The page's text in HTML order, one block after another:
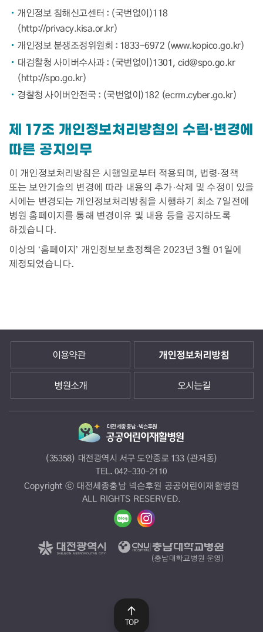
개인정보 침해신고센터 : (국번없이)118
(http://privacy.kisa.or.kr)
개인정보 분쟁조정위원회 : 1833-6972 (www.kopico.go.kr)
대검찰청 사이버수사과 : (국번없이)1301, cid@spo.go.kr
(http://spo.go.kr)
경찰청 사이버안전국 : (국번없이)182 (ecrm.cyber.go.kr)
제 17조 개인정보처리방침의 수립·변경에
따른 공지의무
이 개인정보처리방침은 시행일로부터 적용되며, 법령·정책
또는 보안기술의 변경에 따라 내용의 추가·삭제 및 수정이 있을
시에는 변경되는 개인정보처리방침을 시행하기 최소 7일전에
병원 홈페이지를 통해 변경이유 및 내용 등을 공지하도록
하겠습니다.
이상의 ‘홈페이지’ 개인정보보호정책은 2023년 3월 01일에
제정되었습니다.
이용약관 개인정보처리방침
병원소개 오시는길
(35358) 대전광역시 서구 도안중로 133 (관저동)
TEL. 042-330-2110
Copyright ⓒ 대전세종충남 넥슨후원 공공어린이재활병원
ALL RIGHTS RESERVED.
TOP